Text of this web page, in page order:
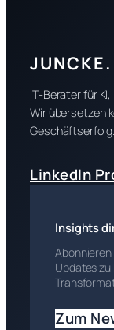
JUNCKE.
IT-Berater für KI,
Wir übersetzen
Geschäftserfolg.
LinkedIn
Insights
Updates
Zum